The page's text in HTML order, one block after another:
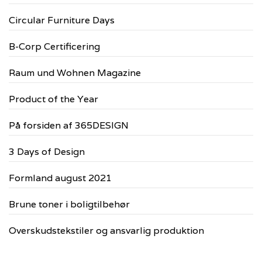
Circular Furniture Days
B-Corp Certificering
Raum und Wohnen Magazine
Product of the Year
På forsiden af 365DESIGN
3 Days of Design
Formland august 2021
Brune toner i boligtilbehør
Overskudstekstiler og ansvarlig produktion